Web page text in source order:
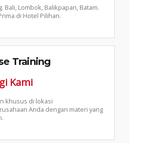
Bali, Lombok, Balikpapan, Batam.
di Hotel Pilihan.
Training
Kami
khusus di lokasi
Anda dengan materi yang